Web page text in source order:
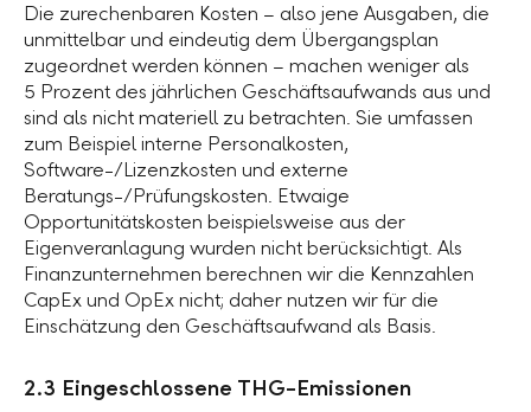
Die zurechenbaren Kosten – also jene Ausgaben, die
unmittelbar und eindeutig dem Übergangsplan
zugeordnet werden können – machen weniger als
5 Prozent des jährlichen Geschäftsaufwands aus und
sind als nicht materiell zu betrachten. Sie umfassen
zum Beispiel interne Personalkosten,
Software-/Lizenzkosten und externe
Beratungs-/Prüfungskosten. Etwaige
Opportunitätskosten beispielsweise aus der
Eigenveranlagung wurden nicht berücksichtigt. Als
Finanzunternehmen berechnen wir die Kennzahlen
CapEx und OpEx nicht; daher nutzen wir für die
Einschätzung den Geschäftsaufwand als Basis.
2.3 Eingeschlossene THG-Emissionen